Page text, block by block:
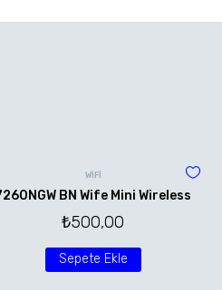
WİFİ
BN Wife Mini Wireless
₺500,00
Sepete Ekle